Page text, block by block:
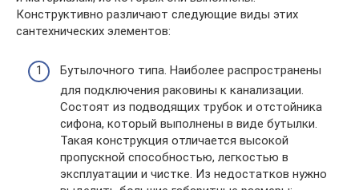
Конструктивно различают следующие виды этих
сантехнических элементов:
Бутылочного типа. Наиболее распространены
для подключения раковины к канализации.
Состоят из подводящих трубок и отстойника
сифона, который выполнены в виде бутылки.
Такая конструкция отличается высокой
пропускной способностью, легкостью в
эксплуатации и чистке. Из недостатков нужно